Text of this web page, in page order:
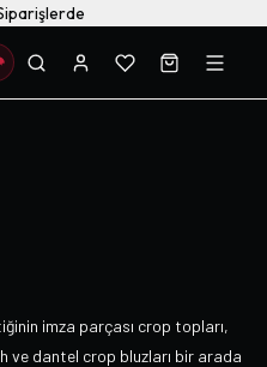
imza parçası crop topları,
ve dantel crop bluzları bir arada